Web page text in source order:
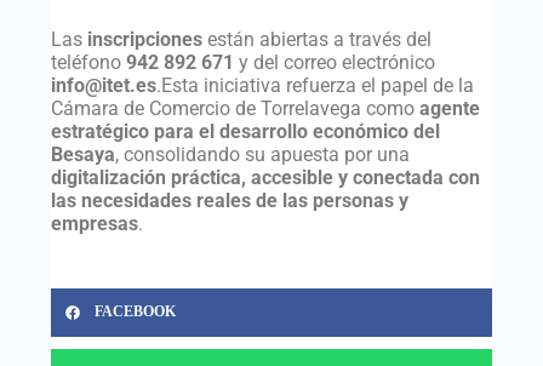
Las inscripcionesestán abiertas a través del
teléfono 942 892 671 y del correo electrónico
info@itet.es.Esta iniciativa refuerza el papel de la
Cámara de Comercio de Torrelavega como agente
estratégico para el desarrollo económico del
Besaya, consolidando su apuesta por una
digitalización práctica, accesible y conectada con
las necesidades reales de las personas y
empresas.
FACEBOOK